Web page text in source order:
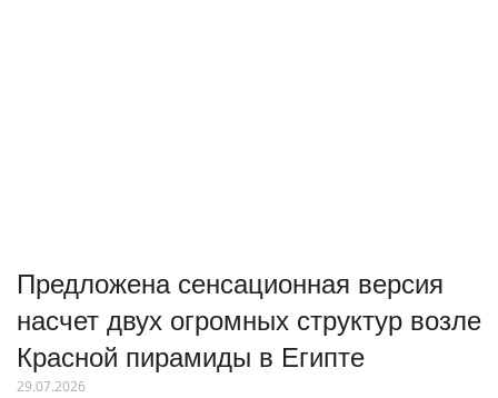
Предложена сенсационная версия
насчет двух огромных структур возле
Красной пирамиды в Египте
29.07.2026